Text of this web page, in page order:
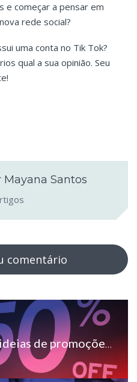
e começar a pensar em
rede social?
uma conta no Tik Tok?
qual a sua opinião. Seu
Mayana Santos
comentário
Desconto Saudável: ideias de promoções para sua loja vender mais